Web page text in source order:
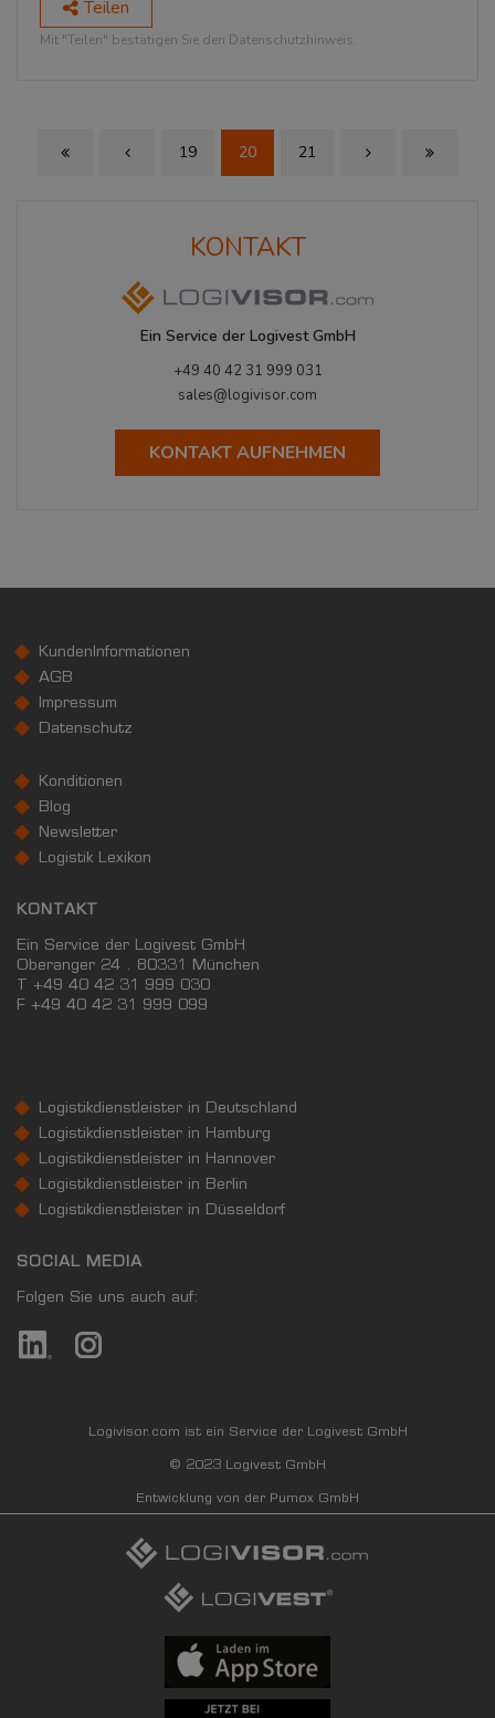
Teilen
Mit "Teilen" bestätigen Sie den Datenschutzhinweis.
First Page Previous Page
19 20 21 Next PageLast Page
KONTAKT
Ein Service der Logivest GmbH
+49 40 42 31 999 031
sales@logivisor.com
KONTAKT AUFNEHMEN
KundenInformationen
AGB
Impressum
Datenschutz
Konditionen
Blog
Newsletter
Logistik Lexikon
KONTAKT
Ein Service der Logivest GmbH
Oberanger 24 . 80331 München
T +49 40 42 31 999 030
F +49 40 42 31 999 099
Logistikdienstleister in Deutschland
Logistikdienstleister in Hamburg
Logistikdienstleister in Hannover
Logistikdienstleister in Berlin
Logistikdienstleister in Düsseldorf
SOCIAL MEDIA
Folgen Sie uns auch auf:
Logivisor.com ist ein Service der Logivest GmbH
© 2023 Logivest GmbH
Entwicklung von der Pumox GmbH